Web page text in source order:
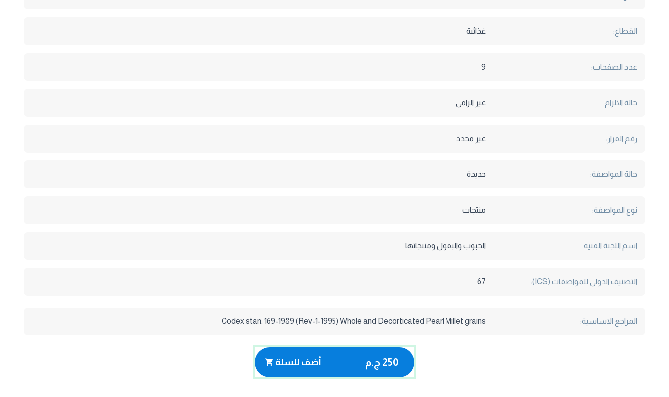
القطاع: غذائية
عدد الصفحات: 9
حالة الالزام: غير الزامى
رقم القرار: غير محدد
حالة المواصفة: جديدة
نوع المواصفة: منتجات
اسم اللجنة الفنية: الحبوب والبقول ومنتجاتها
التصنيف الدولى للمواصفات (ICS): 67
المراجع الاساسية: Codex stan. 169-1989 (Rev-1-1995) Whole and Decorticated Pearl Millet grains
250 ج.م أضف للسلة